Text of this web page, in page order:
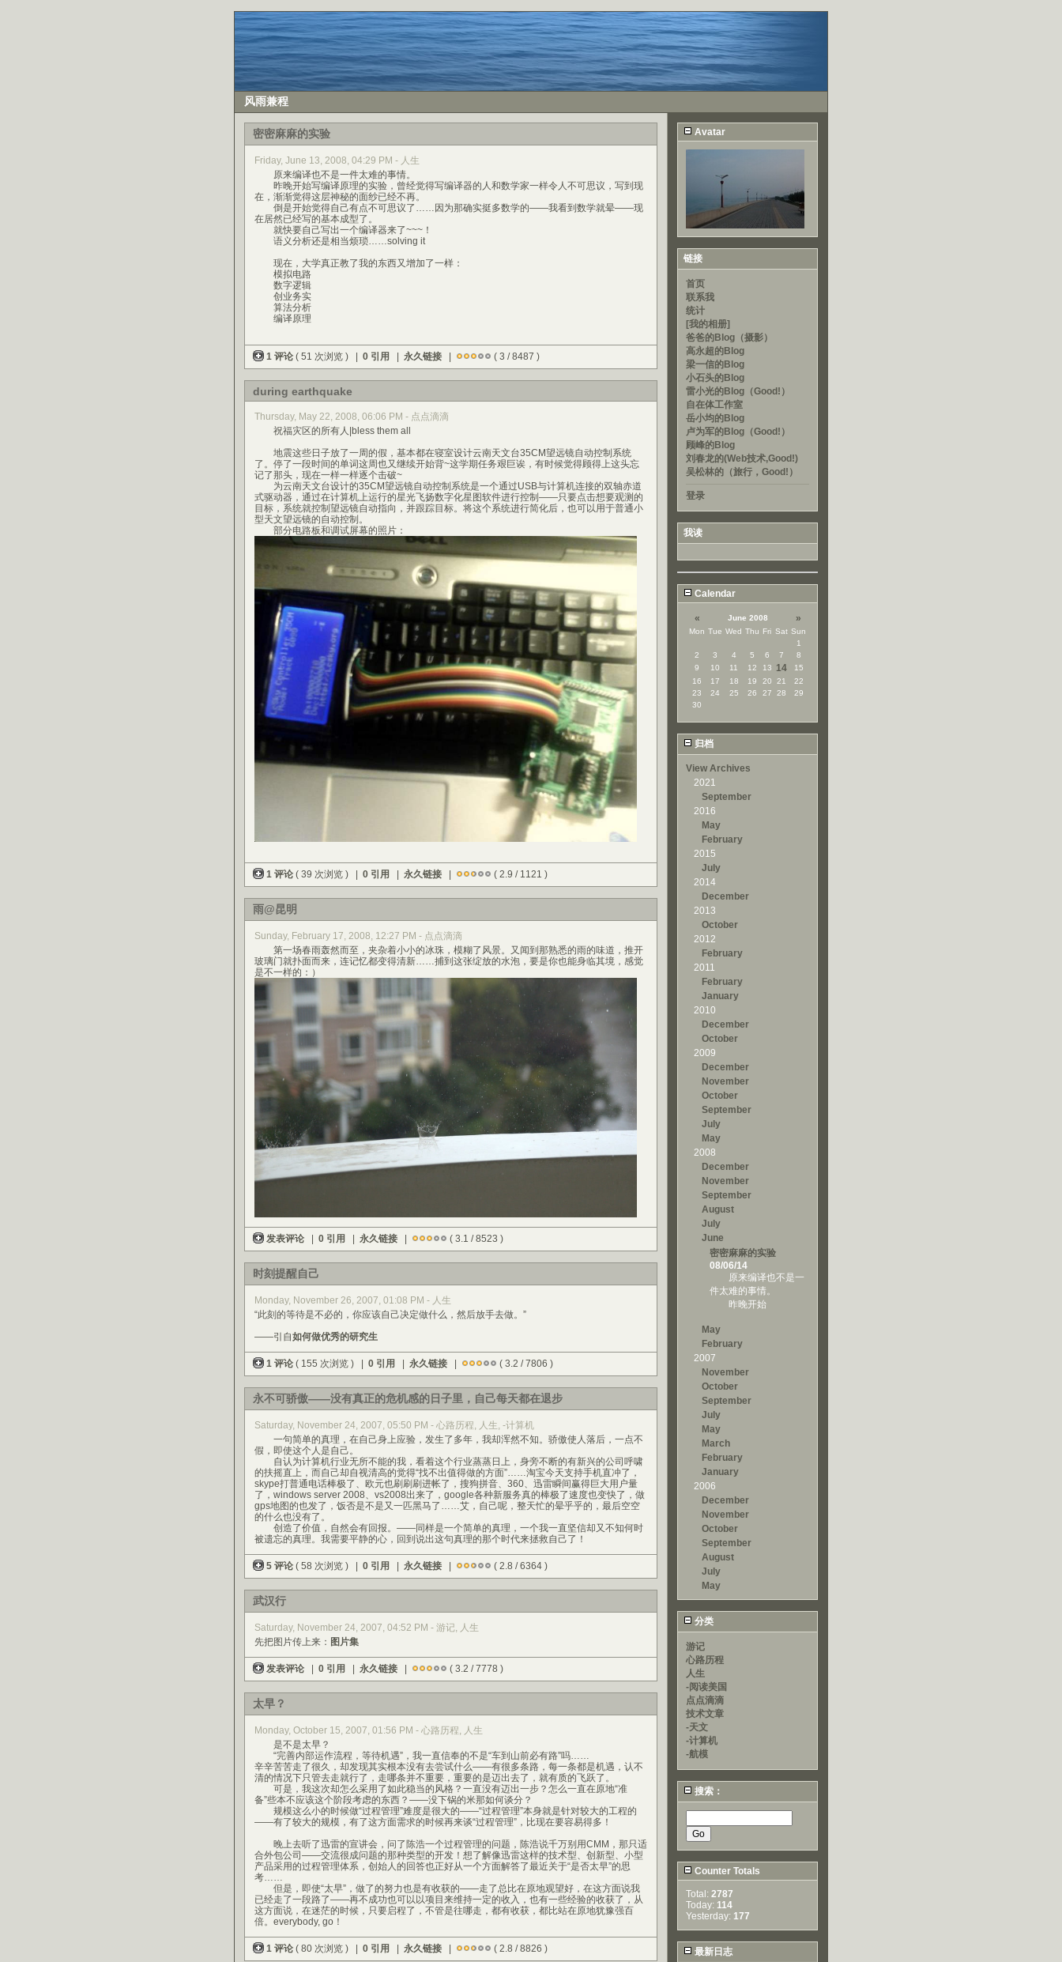
风雨兼程
密密麻麻的实验
Friday, June 13, 2008, 04:29 PM - 人生
原来编译也不是一件太难的事情。
昨晚开始写编译原理的实验，曾经觉得写编译器的人和数学家一样令人不可思议，写到现
在，渐渐觉得这层神秘的面纱已经不再。
倒是开始觉得自己有点不可思议了……因为那确实挺多数学的——我看到数学就晕——现
在居然已经写的基本成型了。
就快要自己写出一个编译器来了~~~！
语义分析还是相当烦琐……solving it
现在，大学真正教了我的东西又增加了一样：
模拟电路
数字逻辑
创业务实
算法分析
编译原理
1 评论 ( 51 次浏览 ) | 0 引用 永久链接 ( 3 / 8487 )
during earthquake
Thursday, May 22, 2008, 06:06 PM - 点点滴滴
祝福灾区的所有人|bless them all
地震这些日子放了一周的假，基本都在寝室设计云南天文台35CM望远镜自动控制系统
了。停了一段时间的单词这周也又继续开始背~这学期任务艰巨诶，有时候觉得顾得上这头忘
记了那头，现在一样一样逐个击破~
为云南天文台设计的35CM望远镜自动控制系统是一个通过USB与计算机连接的双轴赤道
式驱动器，通过在计算机上运行的星光飞扬数字化星图软件进行控制——只要点击想要观测的
目标，系统就控制望远镜自动指向，并跟踪目标。将这个系统进行简化后，也可以用于普通小
型天文望远镜的自动控制。
部分电路板和调试屏幕的照片：
1 评论 ( 39 次浏览 ) | 0 引用 永久链接 ( 2.9 / 1121 )
雨@昆明
Sunday, February 17, 2008, 12:27 PM - 点点滴滴
第一场春雨轰然而至，夹杂着小小的冰珠，模糊了风景。又闻到那熟悉的雨的味道，推开
玻璃门就扑面而来，连记忆都变得清新……捕到这张绽放的水泡，要是你也能身临其境，感觉
是不一样的：）
发表评论 0 引用 永久链接 ( 3.1 / 8523 )
时刻提醒自己
Monday, November 26, 2007, 01:08 PM - 人生
“此刻的等待是不必的，你应该自己决定做什么，然后放手去做。”
——引自如何做优秀的研究生
1 评论 ( 155 次浏览 ) | 0 引用 永久链接 ( 3.2 / 7806 )
永不可骄傲——没有真正的危机感的日子里，自己每天都在退步
Saturday, November 24, 2007, 05:50 PM - 心路历程, 人生, -计算机
一句简单的真理，在自己身上应验，发生了多年，我却浑然不知。骄傲使人落后，一点不
假，即使这个人是自己。
自认为计算机行业无所不能的我，看着这个行业蒸蒸日上，身旁不断的有新兴的公司呼啸
的扶摇直上，而自己却自视清高的觉得“找不出值得做的方面”……淘宝今天支持手机直冲了，
skype打普通电话棒极了、欧元也刷刷刷进帐了，搜狗拼音、360、迅雷瞬间赢得巨大用户量
了，windows server 2008、vs2008出来了，google各种新服务真的棒极了速度也变快了，做
gps地图的也发了，饭否是不是又一匹黑马了……艾，自己呢，整天忙的晕乎乎的，最后空空
的什么也没有了。
创造了价值，自然会有回报。——同样是一个简单的真理，一个我一直坚信却又不知何时
被遗忘的真理。我需要平静的心，回到说出这句真理的那个时代来拯救自己了！
5 评论 ( 58 次浏览 ) | 0 引用 永久链接 ( 2.8 / 6364 )
武汉行
Saturday, November 24, 2007, 04:52 PM - 游记, 人生
先把图片传上来： 图片集
发表评论 0 引用 永久链接 ( 3.2 / 7778 )
太早？
Monday, October 15, 2007, 01:56 PM - 心路历程, 人生
是不是太早？
“完善内部运作流程，等待机遇”，我一直信奉的不是“车到山前必有路”吗……
辛辛苦苦走了很久，却发现其实根本没有去尝试什么——有很多条路，每一条都是机遇，认不
清的情况下只管去走就行了，走哪条并不重要，重要的是迈出去了，就有质的飞跃了。
可是，我这次却怎么采用了如此稳当的风格？一直没有迈出一步？怎么一直在原地“准
备”些本不应该这个阶段考虑的东西？——没下锅的米那如何谈分？
规模这么小的时候做“过程管理”难度是很大的——“过程管理”本身就是针对较大的工程的
——有了较大的规模，有了这方面需求的时候再来谈“过程管理”，比现在要容易得多！
晚上去听了迅雷的宣讲会，问了陈浩一个过程管理的问题，陈浩说千万别用CMM，那只适
合外包公司——交流很成问题的那种类型的开发！想了解像迅雷这样的技术型、创新型、小型
产品采用的过程管理体系，创始人的回答也正好从一个方面解答了最近关于“是否太早”的思
考……
但是，即使“太早”，做了的努力也是有收获的——走了总比在原地观望好，在这方面说我
已经走了一段路了——再不成功也可以以项目来维持一定的收入，也有一些经验的收获了，从
这方面说，在迷茫的时候，只要启程了，不管是往哪走，都有收获，都比站在原地犹豫强百
倍。everybody, go！
1 评论 ( 80 次浏览 ) | 0 引用 永久链接 ( 2.8 / 8826 )
Avatar
链接
首页
联系我
统计
[我的相册]
爸爸的Blog（摄影）
高永超的Blog
梁一信的Blog
小石头的Blog
雷小光的Blog（Good!）
自在体工作室
岳小均的Blog
卢为军的Blog（Good!）
顾峰的Blog
刘春龙的(Web技术,Good!)
吴松林的（旅行，Good!）
登录
我读
Calendar
« June 2008 »
Mon Tue Wed Thu Fri Sat Sun
1
2
3 4 5 6 7
8
9
10 11 12 13 14
15
16
17 18 19 20 21
22
23
24 25 26 27 28
29
30
归档
View Archives
2021
September
2016
May
February
2015
July
2014
December
2013
October
2012
February
2011
February
January
2010
December
October
2009
December
November
October
September
July
May
2008
December
November
September
August
July
June
密密麻麻的实验
08/06/14
原来编译也不是一
件太难的事情。
昨晚开始
May
February
2007
November
October
September
July
May
March
February
January
2006
December
November
October
September
August
July
May
分类
游记
心路历程
人生
-阅读美国
点点滴滴
技术文章
-天文
-计算机
-航模
搜索：
Counter Totals
Total: 2787
Today: 114
Yesterday: 177
最新日志